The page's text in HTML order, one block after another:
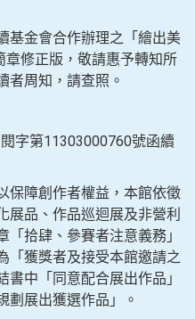
基金會合作辦理之「繪出美
修正版，敬請惠予轉知所
者周知，請查照。
字第11303000760號函續
保障創作者權益，本館依徵
展品、作品巡迴展及非營利
拾肆、參賽者注意義務」
「獲獎者及接受本館邀請之
中「同意配合展出作品」
劃展出獲選作品」。